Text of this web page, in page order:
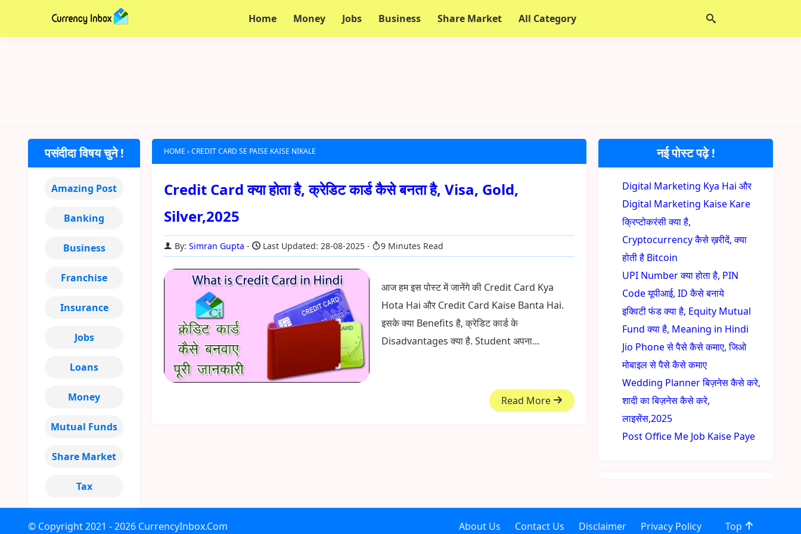
Home Money Jobs Business Share Market All Category
HOME ›CREDIT CARD SE PAISE KAISE NIKALE
Credit Card क्या होता है, क्रेडिट कार्ड कैसे बनता है, Visa, Gold,
Silver,2025
By:Simran Gupta Last Updated: 28-08-2025 9 Minutes Read
आज हम इस पोस्ट में जानेंगे की Credit Card Kya
Hota Hai और Credit Card Kaise Banta Hai.
इसके क्या Benefits है, क्रेडिट कार्ड के
Disadvantages क्या है. Student अपना...
Read More
नई पोस्ट पढ़े !
Digital Marketing Kya Hai और
Digital Marketing Kaise Kare
क्रिप्टोकरंसी क्या है,
Cryptocurrency कैसे ख़रीदें, क्या
होती है Bitcoin
UPI Number क्या होता है, PIN
Code यूपीआई, ID कैसे बनाये
इक्विटी फंड क्या है, Equity Mutual
Fund क्या है, Meaning in Hindi
Jio Phone से पैसे कैसे कमाए, जिओ
मोबाइल से पैसे कैसे कमाए
Wedding Planner बिज़नेस कैसे करे,
शादी का बिज़नेस कैसे करे,
लाइसेंस,2025
Post Office Me Job Kaise Paye
पसंदीदा विषय चुने !
Amazing Post
Banking
Business
Franchise
Insurance
Jobs
Loans
Money
Mutual Funds
Share Market
Tax
© Copyright2021 - 2026 CurrencyInbox.Com About Us Contact Us Disclaimer Privacy Policy Top